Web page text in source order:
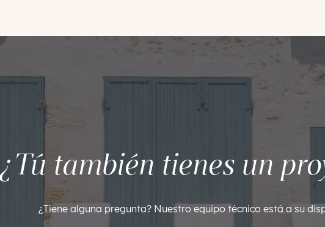
¿Tú también tienes un
¿Tiene alguna pregunta? Nuestro equipo técnico está a su